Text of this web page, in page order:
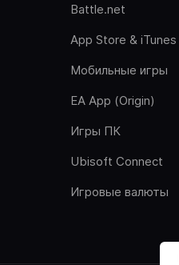
Battle.net
App Store & iTunes
Мобильные игры
EA App (Origin)
Игры ПК
Ubisoft Connect
Игровые валюты